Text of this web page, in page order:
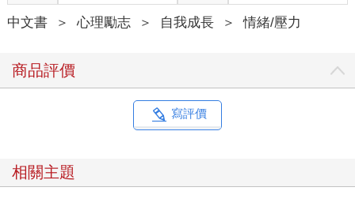
在RPG中，想要成功破關，首先必須了解角色的類型、能力和特
性。接下來，要知道你扮演的角色對哪些敵人比較沒轍，以及你
避開陷阱，並逐步提升等級。這就是RPG的基本攻略。
事實上，人生困難模式的通關指南，與RPG攻略一模一樣。
辨識出像自己這種角色的行為與思考傾向（習慣），可能會落入
哪些不幸的陷阱。然後，在現實生活中腳踏實地地累積經驗，逐
這就是克服人生困難模式的基本策略，是不是跟RPG的攻略很
像？
中文書 ＞ 心理勵志 ＞ 自我成長 ＞ 情緒/壓力
商品評價
寫評價
相關主題